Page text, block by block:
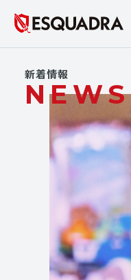
新着情報
NEWS